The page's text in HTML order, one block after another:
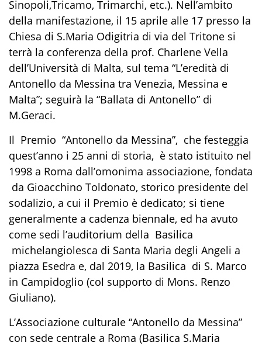
Sinopoli,Tricamo, Trimarchi, etc.). Nell’ambito
della manifestazione, il 15 aprile alle 17 presso la
Chiesa di S.Maria Odigitria di via del Tritone si
terrà la conferenza della prof. Charlene Vella
dell’Università di Malta, sul tema “L’eredità di
Antonello da Messina tra Venezia, Messina e
Malta”; seguirà la “Ballata di Antonello” di
M.Geraci.
Il Premio “Antonello da Messina”, che festeggia
quest’anno i 25 anni di storia, è stato istituito nel
1998 a Roma dall’omonima associazione, fondata
da Gioacchino Toldonato, storico presidente del
sodalizio, a cui il Premio è dedicato; si tiene
generalmente a cadenza biennale, ed ha avuto
come sedi l’auditorium della Basilica
michelangiolesca di Santa Maria degli Angeli a
piazza Esedra e, dal 2019, la Basilica di S. Marco
in Campidoglio (col supporto di Mons. Renzo
Giuliano).
L’Associazione culturale “Antonello da Messina”
con sede centrale a Roma (Basilica S.Maria